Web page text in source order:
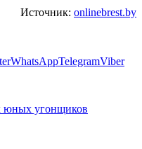
Источник: onlinebrest.by
WhatsAppTelegramViber
юных угонщиков